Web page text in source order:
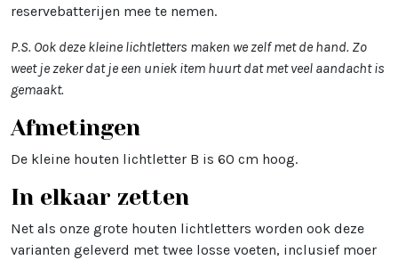
reservebatterijen mee te nemen.
P.S. Ook deze kleine lichtletters maken we zelf met de hand. Zo
weet je zeker dat je een uniek item huurt dat met veel aandacht is
gemaakt.
Afmetingen
De kleine houten lichtletter B is 60 cm hoog.
In elkaar zetten
Net als onze grote houten lichtletters worden ook deze
varianten geleverd met twee losse voeten, inclusief moer